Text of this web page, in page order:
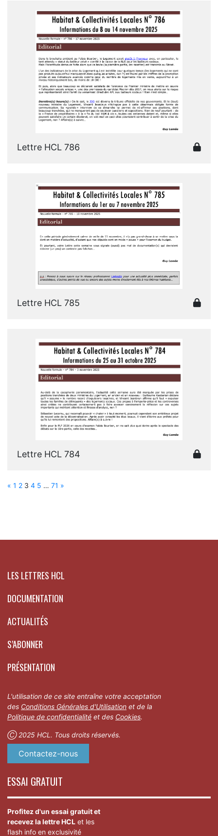
Lettre HCL 786
Lettre HCL 785
Lettre HCL 784
« 1 2 3 4 5 … 71 »
LES LETTRES HCL
DOCUMENTATION
ACTUALITÉS
S’ABONNER
PRÉSENTATION
L'utilisation de ce site entraîne votre acceptation
des Conditions Générales d'Utilisation et de la
Politique de confidentialité et des Cookies.
Ⓒ 2025 HCL. Tous droits réservés.
Contactez-nous
ESSAI GRATUIT
Profitez d'un essai gratuit et
recevez la lettre HCL et les
flash info en exclusivité